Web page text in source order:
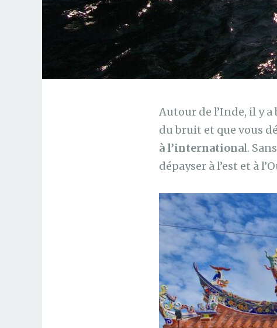
Autour de l’Inde, il y a
du bruit et que vous
à l’international.
dépayser à l’est et à